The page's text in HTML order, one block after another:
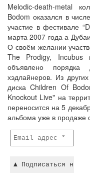
Melodic-death-metal
Bodom оказался в
участие в фестивале
марта 2007 года а
О своём желании
The Prodigy,
объявлено порядка
хэдлайнеров. Из
диска Children Of
Knockout Live" на
переносится на 5
альбома уже в продаже